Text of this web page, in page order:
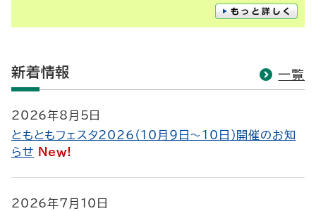
新着情報 一覧
2026年8月5日
ともともフェスタ2026（10月９日～10日）開催のお知
らせ
New!
2026年7月10日